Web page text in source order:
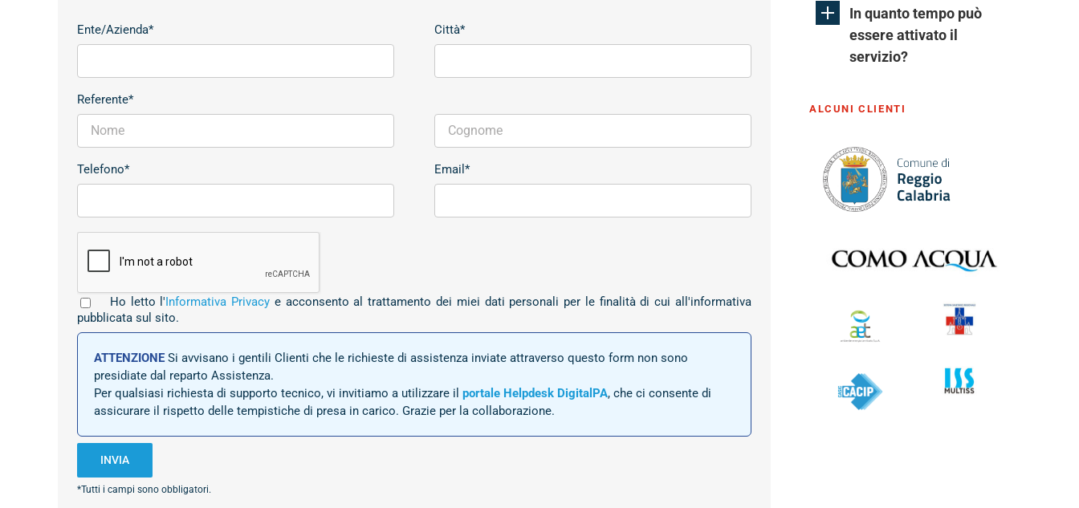
Ente/Azienda* Città*
Referente*
Telefono* Email*
Ho letto l'Informativa Privacy e acconsento al trattamento dei miei dati personali per le finalità di cui all'informativa
pubblicata sul sito.
ATTENZIONE Si avvisano i gentili Clienti che le richieste di assistenza inviate attraverso questo form non sono
presidiate dal reparto Assistenza.
Per qualsiasi richiesta di supporto tecnico, vi invitiamo a utilizzare il portale Helpdesk DigitalPA, che ci consente di
assicurare il rispetto delle tempistiche di presa in carico. Grazie per la collaborazione.
*Tutti i campi sono obbligatori.
In quanto tempo può
essere attivato il
servizio?
ALCUNI CLIENTI